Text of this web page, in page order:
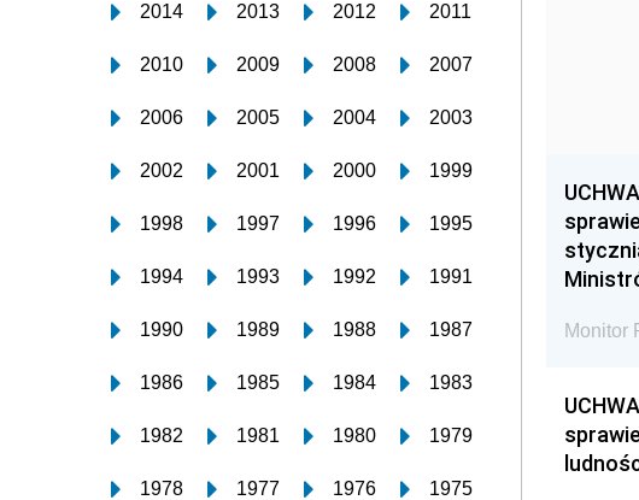
2014 2013 2012 2011
2010 2009 2008 2007
2006 2005 2004 2003
2002 2001 2000 1999
1998 1997 1996 1995
1994 1993 1992 1991
1990 1989 1988 1987
1986 1985 1984 1983
1982 1981 1980 1979
1978 1977 1976 1975
Monitor